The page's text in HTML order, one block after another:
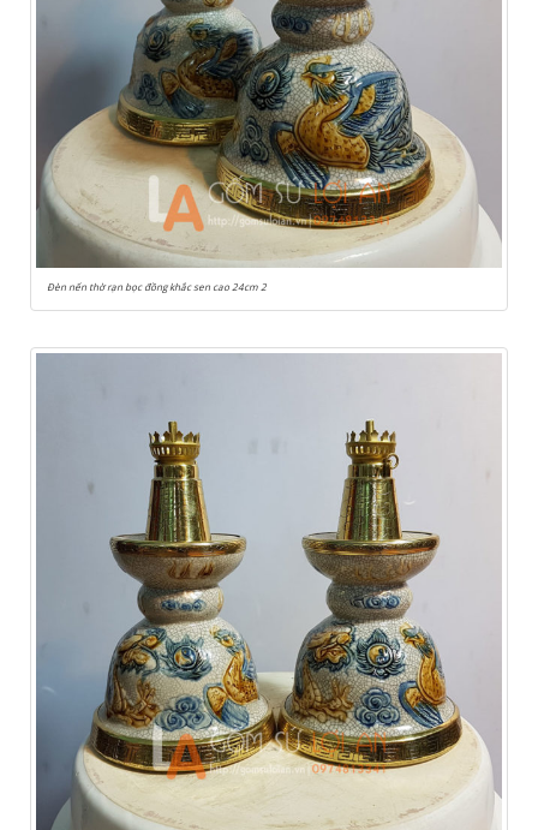
Đèn nến thờ rạn bọc đồng khắc sen cao 24cm 2